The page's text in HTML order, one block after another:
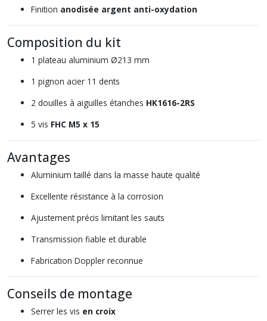
Finition anodisée argent anti-oxydation
Composition du kit
1 plateau aluminium Ø213 mm
1 pignon acier 11 dents
2 douilles à aiguilles étanches HK1616-2RS
5 vis FHC M5 x 15
Avantages
Aluminium taillé dans la masse haute qualité
Excellente résistance à la corrosion
Ajustement précis limitant les sauts
Transmission fiable et durable
Fabrication Doppler reconnue
Conseils de montage
Serrer les vis en croix